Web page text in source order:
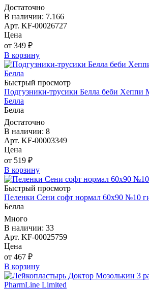
Достаточно
В наличии: 7.166
Арт. KF-00026727
Цена
от 349 ₽
В корзину
Быстрый просмотр
Подгузники-трусики Белла беби Хеппи
Белла
Белла
Достаточно
В наличии: 8
Арт. KF-00003349
Цена
от 519 ₽
В корзину
Быстрый просмотр
Пеленки Сени софт нормал 60х90 №10
Белла
Много
В наличии: 33
Арт. KF-00025759
Цена
от 467 ₽
В корзину